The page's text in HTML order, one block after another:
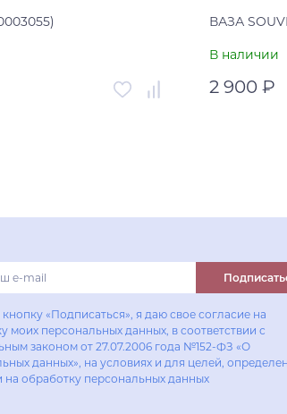
один клик
ВАЗА
В наличии
2 900 ₽
«Подписаться», я даю свое согласие на
моих персональных данных, в соответствии с
законом от 27.07.2006 года №152-ФЗ «О
данных», на условиях и для целей,
на обработку персональных данных